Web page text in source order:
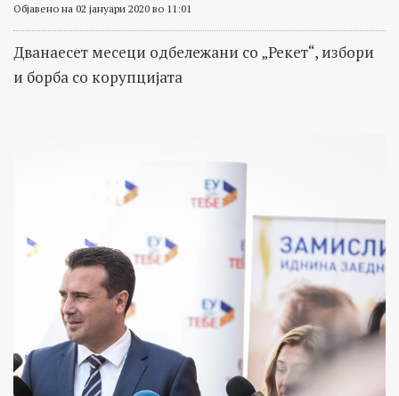
Објавено на 02 јануари 2020 во 11:01
Дванаесет месеци одбележани со „Рекет“, избори
и борба со корупцијата